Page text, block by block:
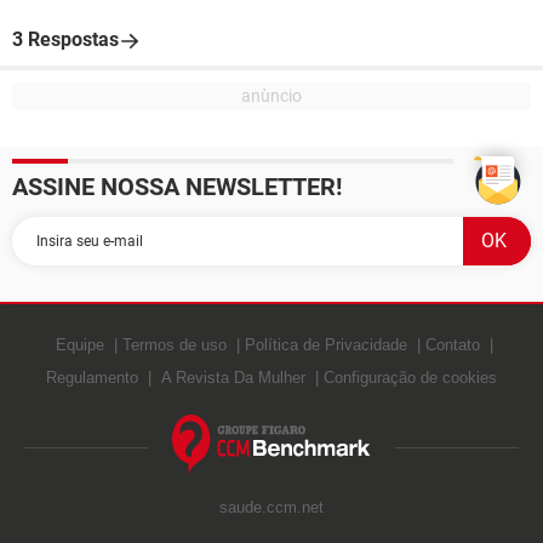
3 Respostas
ASSINE NOSSA NEWSLETTER!
Equipe Termos de uso Política de Privacidade
Contato
Regulamento
A Revista Da Mulher Configuração de cookies
saude.ccm.net